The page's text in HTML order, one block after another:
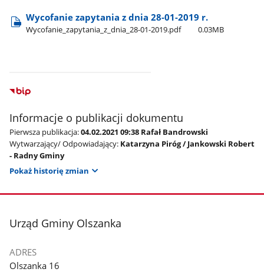
Wycofanie zapytania z dnia 28-01-2019 r.
Wycofanie​_zapytania​_z​_dnia​_28-01-2019.pdf 0.03MB
Informacje o publikacji dokumentu
Pierwsza publikacja:04.02.2021 09:38 Rafał Bandrowski
Wytwarzający/ Odpowiadający: Katarzyna Piróg / Jankowski Robert
- Radny Gminy
Pokaż historię zmian
stopka
Urząd Gminy Olszanka
ADRES
Olszanka 16